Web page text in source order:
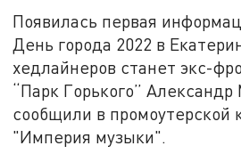
Появилась первая
День города 2022 в
хедлайнеров станет экс-
“Парк Горького”
сообщили в промоутерской
"Империя музыки".